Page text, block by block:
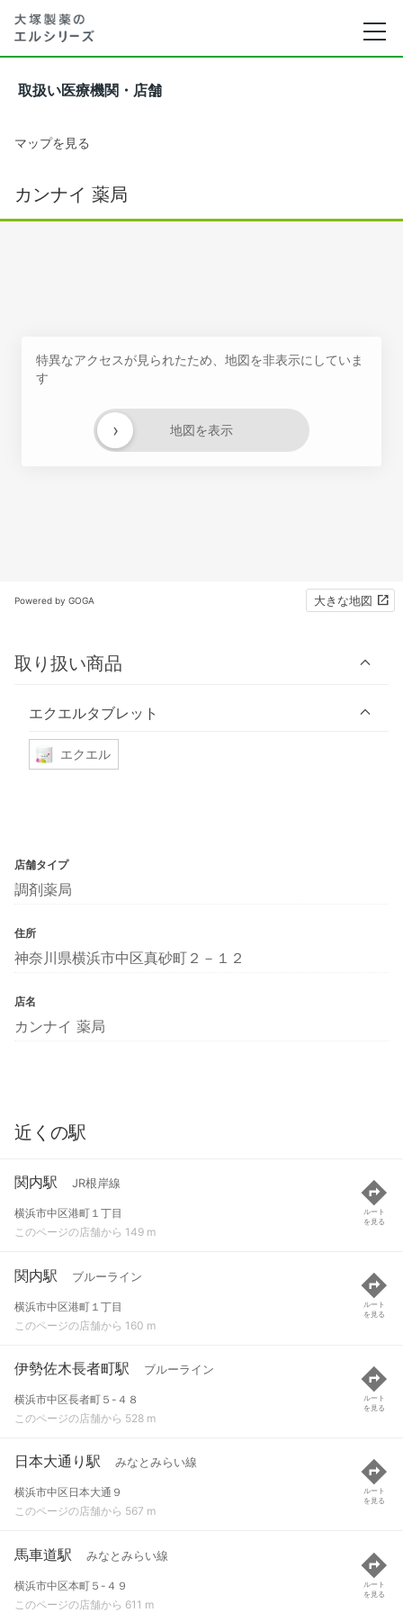
取扱い医療機関・店舗
マップを見る
カンナイ 薬局
特異なアクセスが見られたため、地図を非表示にしていま
す
地図を表示
›
Powered by GOGA 大きな地図
取り扱い商品
エクエルタブレット
エクエル
店舗タイプ
調剤薬局
住所
神奈川県横浜市中区真砂町２－１２
店名
カンナイ 薬局
近くの駅
関内駅 JR根岸線
横浜市中区港町１丁目
このページの店舗から 149 m
ルート
を見る
関内駅 ブルーライン
横浜市中区港町１丁目
このページの店舗から 160 m
ルート
を見る
伊勢佐木長者町駅 ブルーライン
横浜市中区長者町５-４８
このページの店舗から 528 m
ルート
を見る
日本大通り駅 みなとみらい線
横浜市中区日本大通９
このページの店舗から 567 m
ルート
を見る
馬車道駅 みなとみらい線
横浜市中区本町５-４９
このページの店舗から 611 m
ルート
を見る